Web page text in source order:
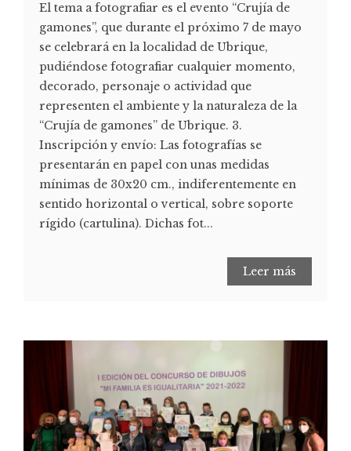
El tema a fotografiar es el evento “Crujía de
gamones”, que durante el próximo 7 de mayo
se celebrará en la localidad de Ubrique,
pudiéndose fotografiar cualquier momento,
decorado, personaje o actividad que
representen el ambiente y la naturaleza de la
“Crujía de gamones” de Ubrique. 3.
Inscripción y envío: Las fotografías se
presentarán en papel con unas medidas
mínimas de 30x20 cm., indiferentemente en
sentido horizontal o vertical, sobre soporte
rígido (cartulina). Dichas fot...
Leer más